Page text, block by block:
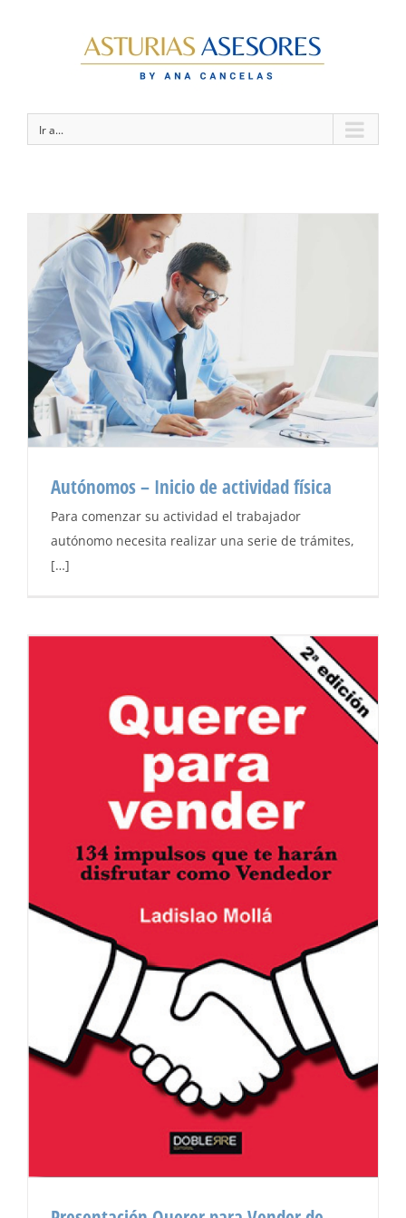
Ir a...
Autónomos – Inicio de actividad física
Para comenzar su actividad el trabajador
autónomo necesita realizar una serie de trámites,
[…]